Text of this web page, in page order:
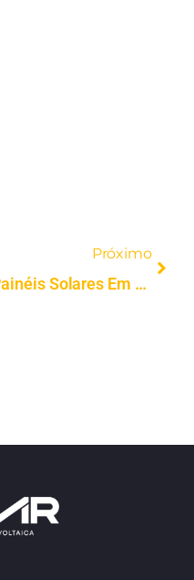
Próximo
Painéis Solares Em Amarante | Instalação Profissional | Solar FV